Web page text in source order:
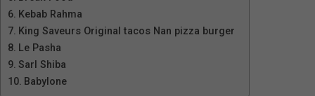
Kebab Rahma
King Saveurs Original tacos Nan pizza burger
Le Pasha
Sarl Shiba
Babylone